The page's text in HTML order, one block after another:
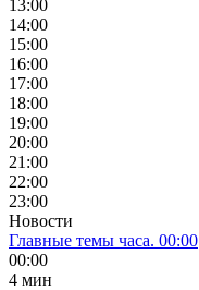
13:00
14:00
15:00
16:00
17:00
18:00
19:00
20:00
21:00
22:00
23:00
Новости
Главные темы часа. 00:00
00:00
4 мин